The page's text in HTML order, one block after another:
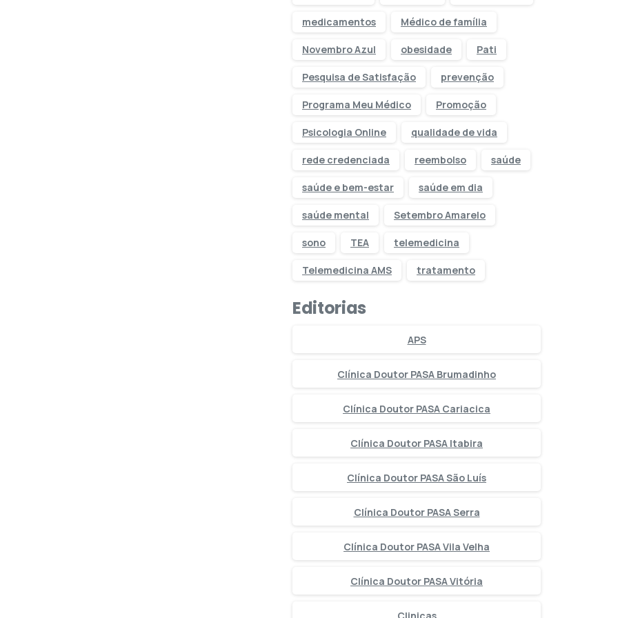
medicamentos Médico de família
Novembro Azul obesidade Pati
Pesquisa de Satisfação prevenção
Programa Meu Médico Promoção
Psicologia Online qualidade de vida
rede credenciada reembolso saúde
saúde e bem-estar saúde em dia
saúde mental Setembro Amarelo
sono TEA telemedicina
Telemedicina AMS tratamento
Editorias
APS
Clínica Doutor PASA Brumadinho
Clínica Doutor PASA Cariacica
Clínica Doutor PASA Itabira
Clínica Doutor PASA São Luís
Clínica Doutor PASA Serra
Clínica Doutor PASA Vila Velha
Clínica Doutor PASA Vitória
Clinicas